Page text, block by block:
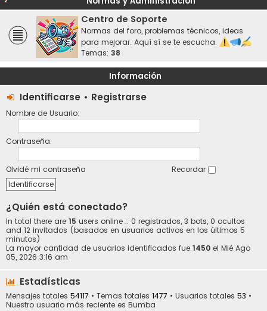
Centro de Soporte
Normas del foro, problemas técnicos, ideas
para mejorar. Aquí sí se te escucha.
Temas: 38
Información
Identificarse • Registrarse
Nombre de Usuario:
Contraseña:
Olvidé mi contraseña Recordar
¿Quién está conectado?
In total there are 15 users online :: 0 registrados, 3 bots, 0 ocultos
and 12 invitados (basados en usuarios activos en los últimos 5
minutos)
La mayor cantidad de usuarios identificados fue 1450 el Mié Ago
05, 2026 3:16 am
Estadísticas
Mensajes totales 54117 • Temas totales 1477 • Usuarios totales 53 •
Nuestro usuario más reciente es Bumba